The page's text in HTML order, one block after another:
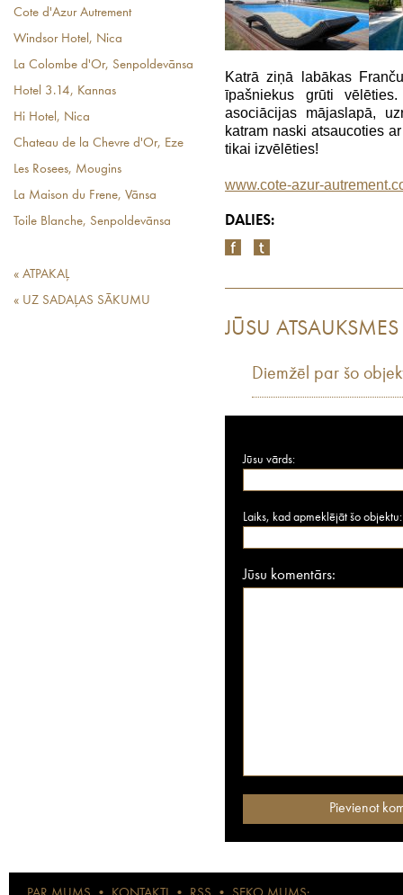
Cote d'Azur Autrement
Windsor Hotel, Nica
La Colombe d'Or, Senpoldevānsa
Hotel 3.14, Kannas
Hi Hotel, Nica
Chateau de la Chevre d'Or, Eze
Les Rosees, Mougins
La Maison du Frene, Vānsa
Toile Blanche, Senpoldevānsa
« ATPAKAĻ
« UZ SADAĻAS SĀKUMU
Katrā ziņā labākas
īpašniekus grūti
asociācijas mājaslapā,
katram naski atsaucoties
tikai izvēlēties!
www.cote-azur-
DALIES:
JŪSU ATSAUKSMES
Diemžēl par šo
Jūsu vārds:
Laiks, kad apmeklējāt šo objektu:
Jūsu komentārs: